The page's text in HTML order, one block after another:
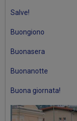
Salve!
Buongiono
Buonasera
Buonanotte
Buona giornata!